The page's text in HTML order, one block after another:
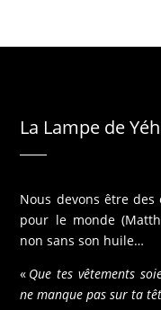
La Lampe de
Nous devons être
pour le monde
non sans son huile…
« Que tes vêtements
ne manque pas sur ta